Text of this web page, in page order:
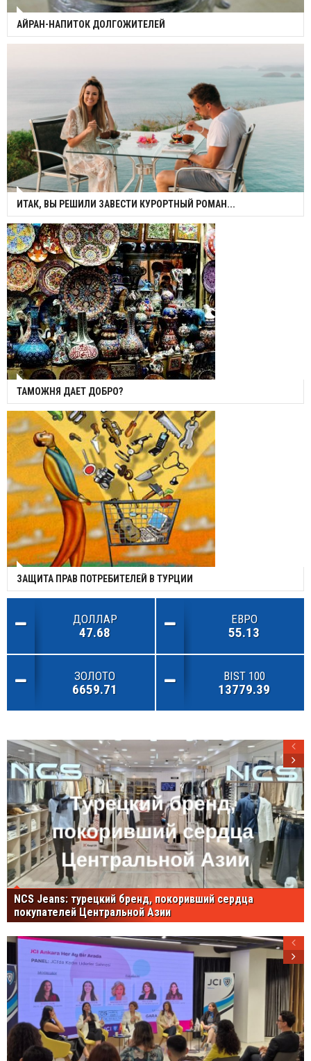
АЙРАН-НАПИТОК ДОЛГОЖИТЕЛЕЙ
ИТАК, ВЫ РЕШИЛИ ЗАВЕСТИ КУРОРТНЫЙ РОМАН...
ТАМОЖНЯ ДАЕТ ДОБРО?
ЗАЩИТА ПРАВ ПОТРЕБИТЕЛЕЙ В ТУРЦИИ
ДОЛЛАР
47.68
ЕВРО
55.13
ЗОЛОТО
6659.71
BIST 100
13779.39
NCS Jeans: турецкий бренд, покоривший сердца
покупателей Центральной Азии